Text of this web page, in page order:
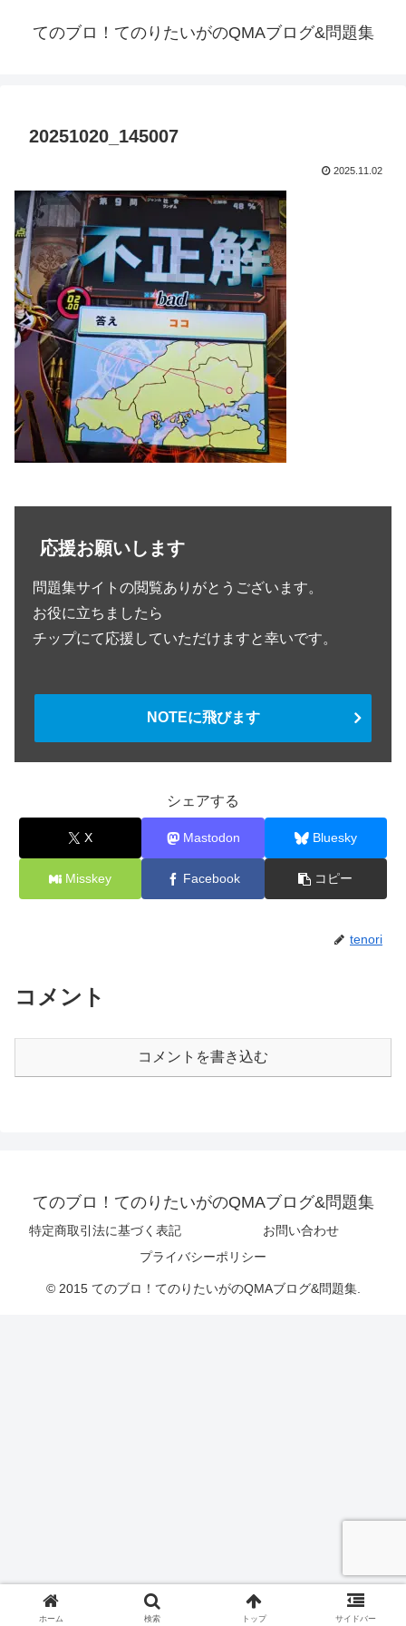
てのブロ！てのりたいがのQMAブログ&問題集
20251020_145007
2025.11.02
応援お願いします
問題集サイトの閲覧ありがとうございます。
お役に立ちましたら
チップにて応援していただけますと幸いです。
NOTEに飛びます
シェアする
X Mastodon Bluesky
Misskey Facebook コピー
tenori
コメント
コメントを書き込む
てのブロ！てのりたいがのQMAブログ&問題集
特定商取引法に基づく表記
お問い合わせ
プライバシーポリシー
© 2015 てのブロ！てのりたいがのQMAブログ&問題集.
ホーム 検索 トップ サイドバー